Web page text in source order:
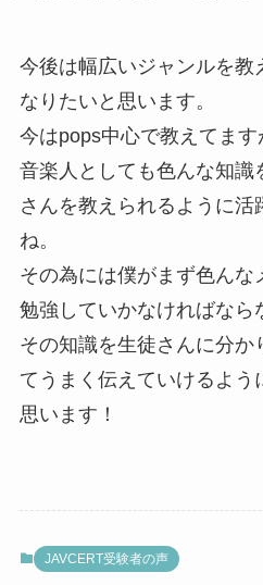
今後は幅広いジャンルを教
なりたいと思います。
今はpops中心で教えてま
音楽人としても色んな知識
さんを教えられるように活
ね。
その為には僕がまず色んな
勉強していかなければなら
その知識を生徒さんに分か
てうまく伝えていけるよう
思います！
JAVCERT受験者の声